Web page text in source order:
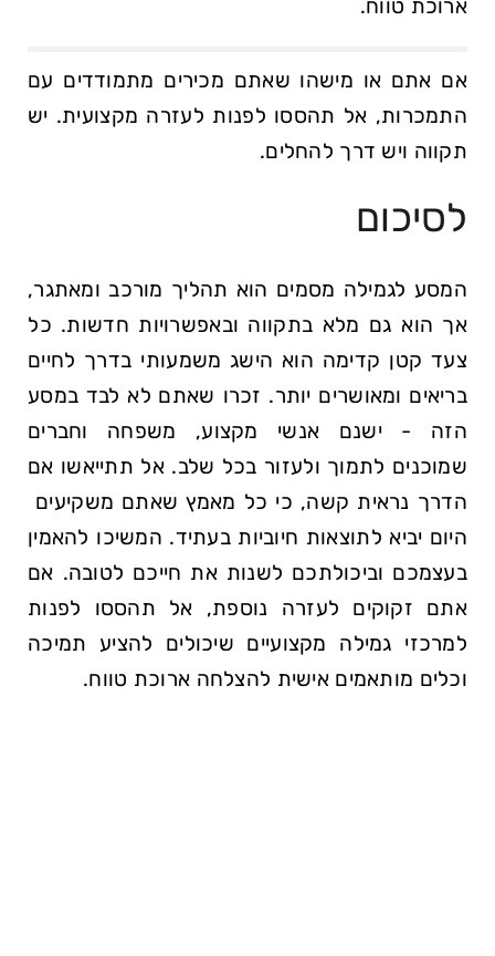
‍ארוכת טווח.
אם אתם או מישהו שאתם מכירים מתמודדים‌ עם
התמכרות, אל תהססו לפנות ⁣לעזרה מקצועית. יש
תקווה ויש דרך להחלים.
לסיכום
המסע לגמילה מסמים הוא תהליך ‌מורכב ומאתגר,
אך הוא⁣ גם ⁤מלא בתקווה ובאפשרויות חדשות. כל⁢
צעד ⁢קטן⁣ קדימה הוא הישג משמעותי⁣ בדרך לחיים
בריאים​ ומאושרים יותר. זכרו ⁣שאתם לא לבד במסע
הזה - ישנם אנשי מקצוע, משפחה וחברים
שמוכנים לתמוך ולעזור ​בכל שלב. אל ​תתייאשו אם
הדרך נראית קשה, כי כל מאמץ שאתם משקיעים ​
היום יביא ⁤לתוצאות ⁢חיוביות בעתיד. המשיכו⁤ להאמין
בעצמכם וביכולתכם לשנות את⁢ חייכם לטובה. ⁤אם
אתם ‌זקוקים ‍לעזרה ‍נוספת, אל תהססו לפנות
למרכזי גמילה מקצועיים שיכולים להציע תמיכה
וכלים מותאמים אישית להצלחה ארוכת טווח.